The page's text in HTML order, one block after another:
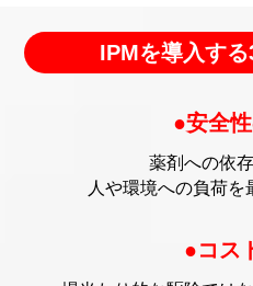
IPMを導入す
●安全
薬剤への依
人や環境への負荷を
●コス